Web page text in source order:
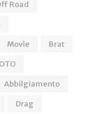
Road
Movie
Brat
Abbilgiamento
Drag